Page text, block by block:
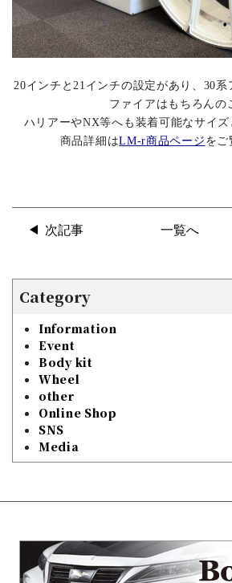
20インチと21インチの設定があり、30
ファイアはもちろんの
ハリアーやNX等へも装着可能なサイズ
商品詳細はLM-r商品ページ をご
次記事 一覧へ
Category
Information
Event
Body kit
Wheel
other
Online Shop
SNS
Media